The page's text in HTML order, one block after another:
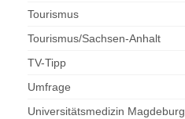
Tourismus
Tourismus/Sachsen-Anhalt
TV-Tipp
Umfrage
Universitätsmedizin Magdeburg